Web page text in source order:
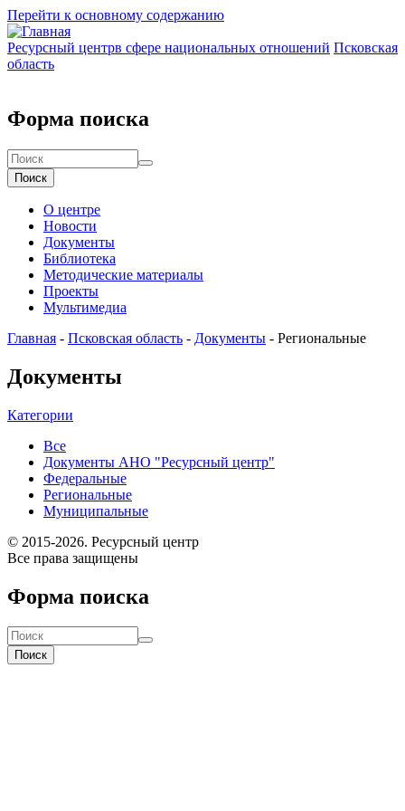
Перейти к основному содержанию
Ресурсный центрв сфере национальных отношений Псковская
область
Форма поиска
Поиск
О центре
Новости
Документы
Библиотека
Методические материалы
Проекты
Мультимедиа
Главная - Псковская область - Документы - Региональные
Документы
Категории
Все
Документы АНО "Ресурсный центр"
Федеральные
Региональные
Муниципальные
© 2015-2026. Ресурсный центр
Все права защищены
Форма поиска
Поиск